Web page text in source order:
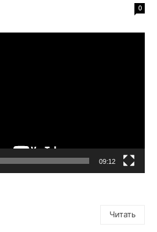
0
09:12
Читать